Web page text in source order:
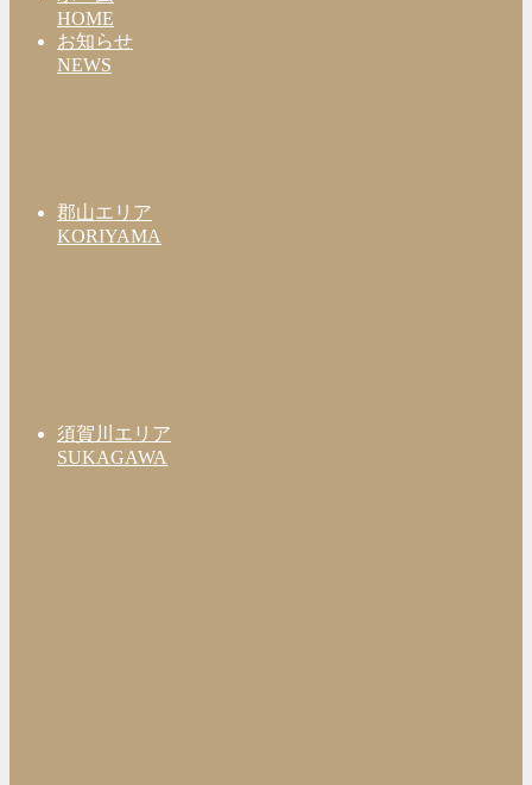
HOME
お知らせ
NEWS
郡山エリア
KORIYAMA
須賀川エリア
SUKAGAWA